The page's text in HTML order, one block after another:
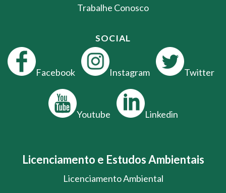
Trabalhe Conosco
SOCIAL
Facebook Instagram Twitter
Youtube Linkedin
Licenciamento e Estudos Ambientais
Licenciamento Ambiental